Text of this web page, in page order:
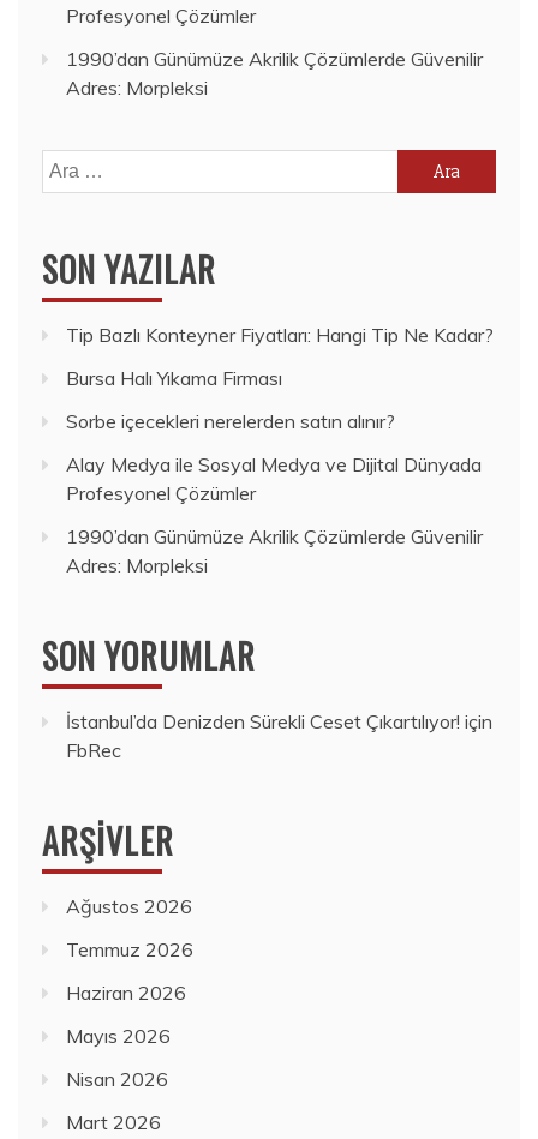
Profesyonel Çözümler
1990’dan Günümüze Akrilik Çözümlerde Güvenilir
Adres: Morpleksi
Arama:
SON YAZILAR
Tip Bazlı Konteyner Fiyatları: Hangi Tip Ne Kadar?
Bursa Halı Yıkama Firması
Sorbe içecekleri nerelerden satın alınır?
Alay Medya ile Sosyal Medya ve Dijital Dünyada
Profesyonel Çözümler
1990’dan Günümüze Akrilik Çözümlerde Güvenilir
Adres: Morpleksi
SON YORUMLAR
İstanbul’da Denizden Sürekli Ceset Çıkartılıyor! için
FbRec
ARŞIVLER
Ağustos 2026
Temmuz 2026
Haziran 2026
Mayıs 2026
Nisan 2026
Mart 2026